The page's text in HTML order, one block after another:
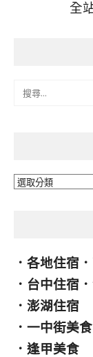
全
分
． 各地住宿 ．
． 台中住宿 ．
． 澎湖住宿
． 一中街美食
． 逢甲美食